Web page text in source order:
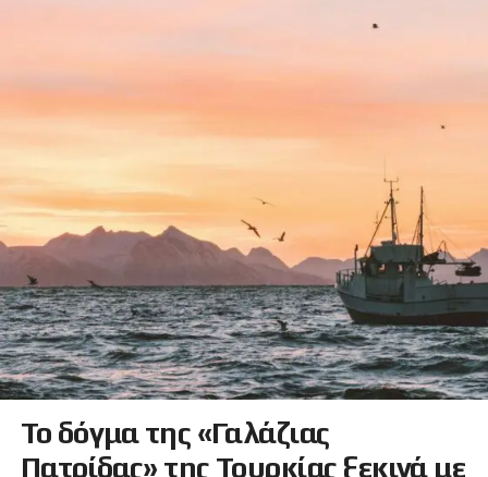
Το δόγμα της «Γαλάζιας
Πατρίδας» της Τουρκίας ξεκινά με